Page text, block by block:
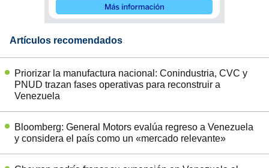
Artículos recomendados
Priorizar la manufactura nacional: Conindustria, CVC y
PNUD trazan fases operativas para reconstruir a
Venezuela
Bloomberg: General Motors evalúa regreso a Venezuela
y considera el país como un «mercado relevante»